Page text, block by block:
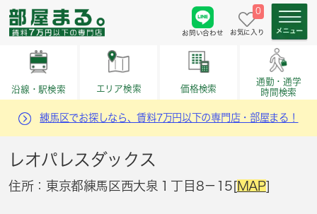
お問い合わせ
0
お気に入り
沿線・駅検索 エリア検索 価格検索
通勤・通学
時間検索
練馬区でお探しなら、賃料7万円以下の専門店・部屋まる！
レオパレスダックス
住所：東京都練馬区西大泉１丁目8－15[MAP]